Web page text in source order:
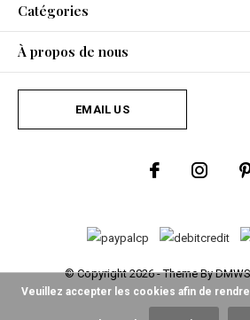
Catégories
À propos de nous
EMAIL US
© Copyright2026- Theme ByDMWS
Veuillez accepter les cookies afin de